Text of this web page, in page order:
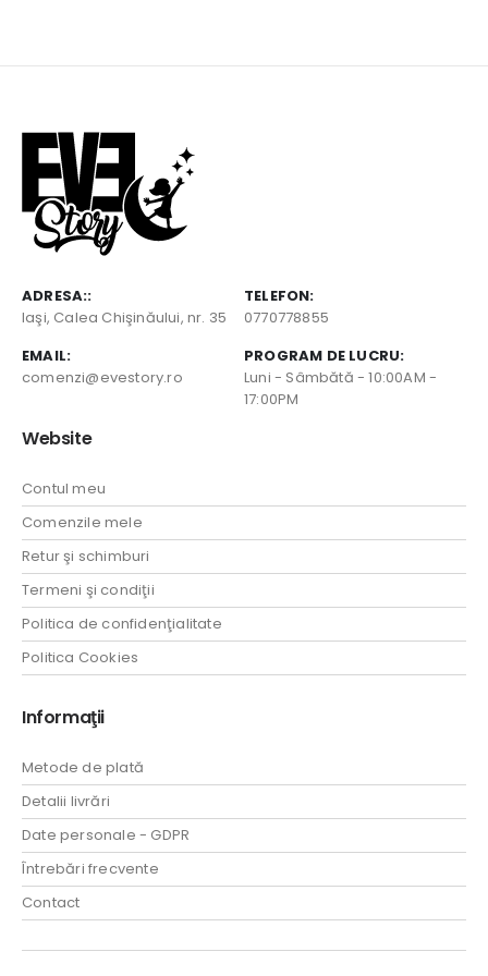
ADRESA::
Iaşi, Calea Chişinăului, nr. 35
TELEFON:
0770778855
EMAIL:
comenzi@evestory.ro
PROGRAM DE LUCRU:
Luni - Sâmbătă - 10:00AM -
17:00PM
Website
Contul meu
Comenzile mele
Retur şi schimburi
Termeni şi condiţii
Politica de confidenţialitate
Politica Cookies
Informaţii
Metode de plată
Detalii livrări
Date personale - GDPR
Întrebări frecvente
Contact